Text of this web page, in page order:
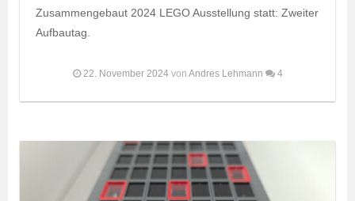
Zusammengebaut 2024 LEGO Ausstellung statt: Zweiter
Aufbautag.
22. November 2024 von Andres Lehmann 4